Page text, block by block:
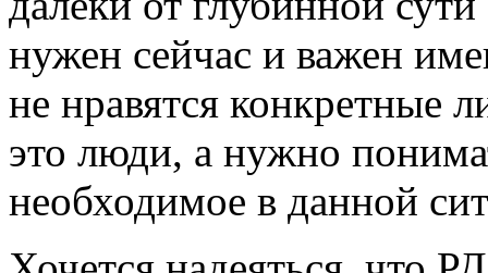
нужен сейчас и важен
не нравятся конкретные
это люди, а нужно
необходимое в данной